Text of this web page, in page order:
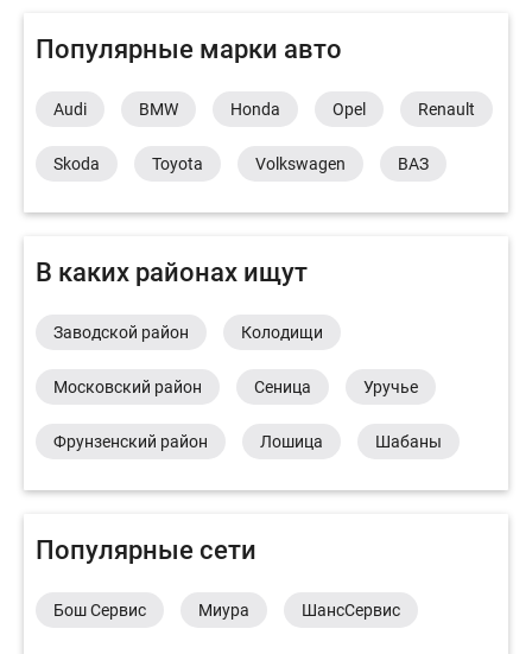
Популярные марки авто
Audi BMW Honda Opel Renault
Skoda Toyota Volkswagen ВАЗ
В каких районах ищут
Заводской район Колодищи
Московский район Сеница Уручье
Фрунзенский район Лошица Шабаны
Популярные сети
Бош Сервис Миура ШансСервис